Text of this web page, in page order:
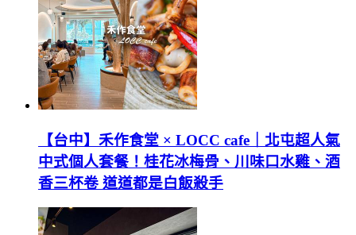
【台中】禾作食堂 × LOCC cafe｜北屯超人氣
中式個人套餐！桂花冰梅骨、川味口水雞、酒
香三杯卷 道道都是白飯殺手